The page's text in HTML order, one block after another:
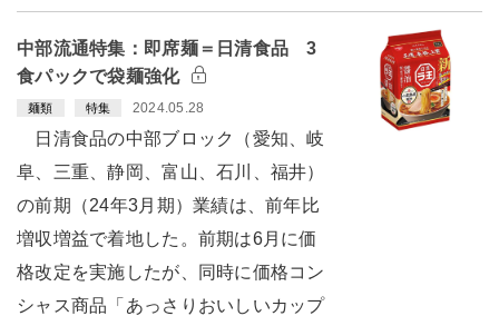
中部流通特集：即席麺＝日清食品 3
食パックで袋麺強化
麺類 特集 2024.05.28
日清食品の中部ブロック（愛知、岐
阜、三重、静岡、富山、石川、福井）
の前期（24年3月期）業績は、前年比
増収増益で着地した。前期は6月に価
格改定を実施したが、同時に価格コン
シャス商品「あっさりおいしいカップ